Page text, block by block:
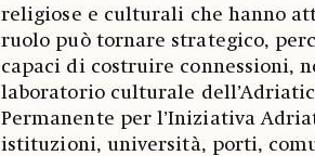
religiose e culturali che hanno
ruolo può tornare strategico,
capaci di costruire connessioni,
laboratorio culturale
Permanente per l’Iniziativa
istituzioni, università, porti,